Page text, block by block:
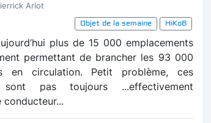
Arlot
Objet de la semaine
HiKoB
plus de 15 000 emplacements
permettant de brancher les 93 000
en circulation. Petit problème, ces
sont pas toujours ...effectivement